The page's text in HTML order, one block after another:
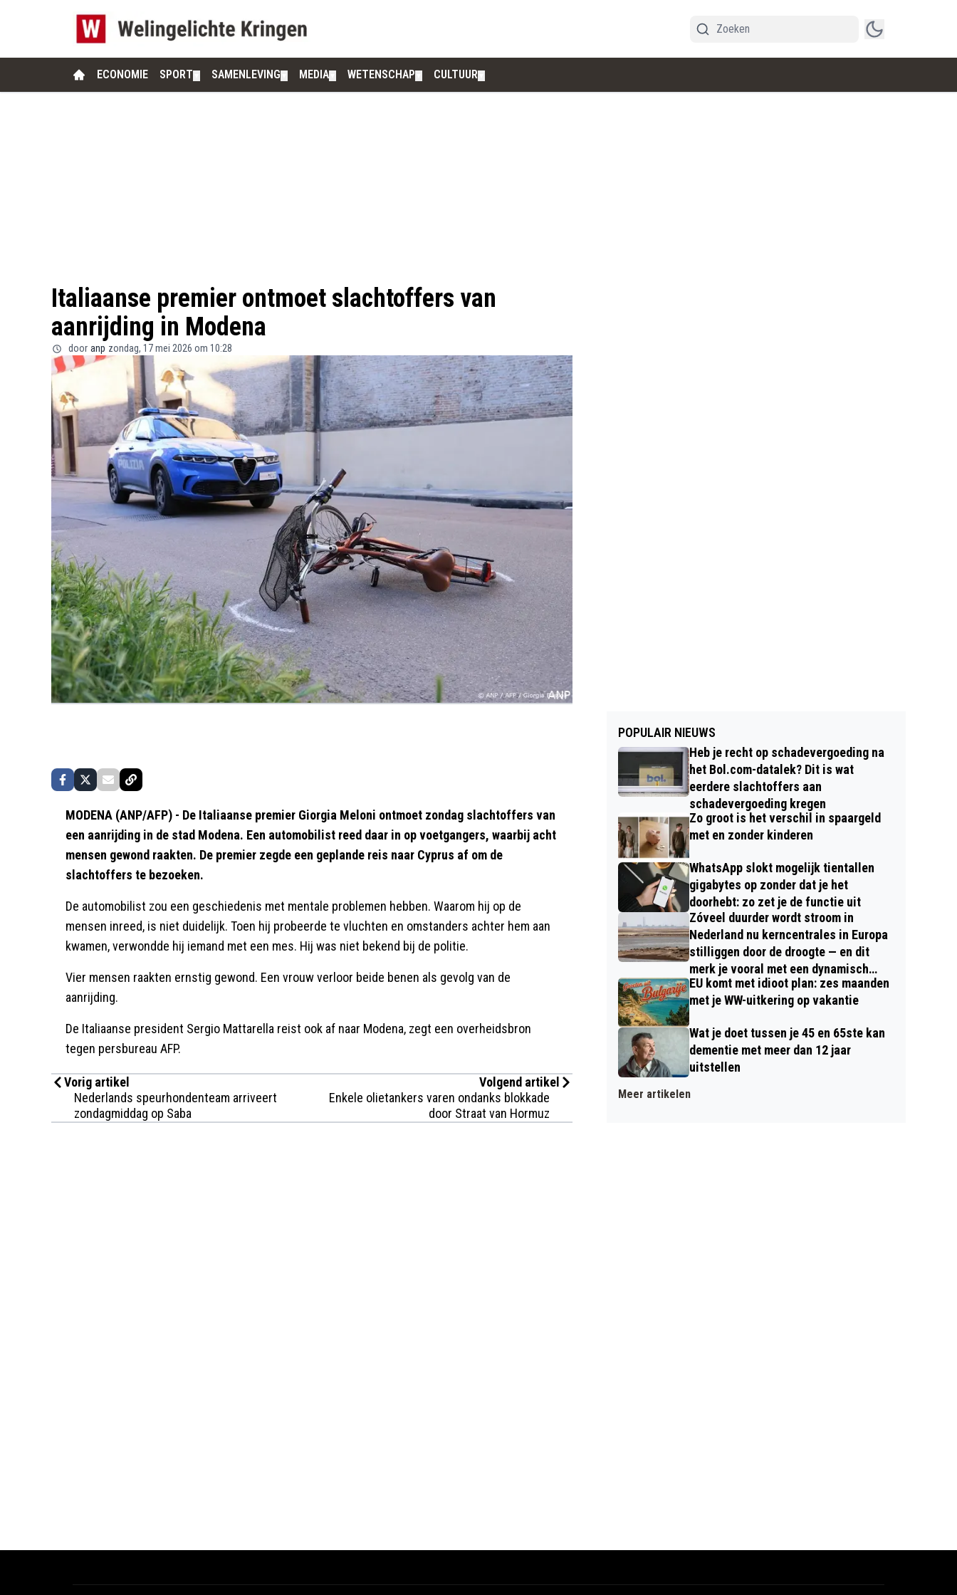
ECONOMIE SPORT SAMENLEVING MEDIA WETENSCHAP CULTUUR
Italiaanse premier ontmoet slachtoffers van
aanrijding in Modena
door anp zondag, 17 mei 2026 om 10:28
MODENA (ANP/AFP) - De Italiaanse premier Giorgia Meloni ontmoet zondag slachtoffers van
een aanrijding in de stad Modena. Een automobilist reed daar in op voetgangers, waarbij acht
mensen gewond raakten. De premier zegde een geplande reis naar Cyprus af om de
slachtoffers te bezoeken.
De automobilist zou een geschiedenis met mentale problemen hebben. Waarom hij op de
mensen inreed, is niet duidelijk. Toen hij probeerde te vluchten en omstanders achter hem aan
kwamen, verwondde hij iemand met een mes. Hij was niet bekend bij de politie.
Vier mensen raakten ernstig gewond. Een vrouw verloor beide benen als gevolg van de
aanrijding.
De Italiaanse president Sergio Mattarella reist ook af naar Modena, zegt een overheidsbron
tegen persbureau AFP.
Vorig artikel
Nederlands speurhondenteam arriveert
zondagmiddag op Saba
Volgend artikel
Enkele olietankers varen ondanks blokkade
door Straat van Hormuz
POPULAIR NIEUWS
Heb je recht op schadevergoeding na
het Bol.com-datalek? Dit is wat
eerdere slachtoffers aan
schadevergoeding kregen
Zo groot is het verschil in spaargeld
met en zonder kinderen
WhatsApp slokt mogelijk tientallen
gigabytes op zonder dat je het
doorhebt: zo zet je de functie uit
Zóveel duurder wordt stroom in
Nederland nu kerncentrales in Europa
stilliggen door de droogte — en dit
merk je vooral met een dynamisch
contract
EU komt met idioot plan: zes maanden
met je WW-uitkering op vakantie
Wat je doet tussen je 45 en 65ste kan
dementie met meer dan 12 jaar
uitstellen
Meer artikelen